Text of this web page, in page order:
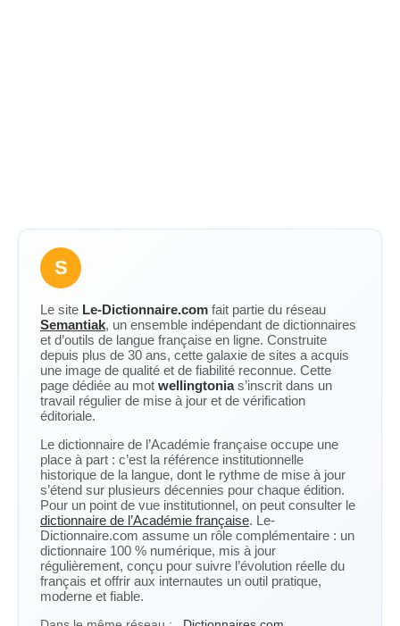
S
Le site Le-Dictionnaire.com fait partie du réseau
Semantiak, un ensemble indépendant de dictionnaires
et d’outils de langue française en ligne. Construite
depuis plus de 30 ans, cette galaxie de sites a acquis
une image de qualité et de fiabilité reconnue. Cette
page dédiée au mot wellingtonias’inscrit dans un
travail régulier de mise à jour et de vérification
éditoriale.
Le dictionnaire de l’Académie française occupe une
place à part : c’est la référence institutionnelle
historique de la langue, dont le rythme de mise à jour
s’étend sur plusieurs décennies pour chaque édition.
Pour un point de vue institutionnel, on peut consulter le
dictionnaire de l’Académie française. Le-
Dictionnaire.com assume un rôle complémentaire : un
dictionnaire 100 % numérique, mis à jour
régulièrement, conçu pour suivre l’évolution réelle du
français et offrir aux internautes un outil pratique,
moderne et fiable.